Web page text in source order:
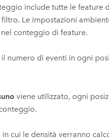
include tutte le feature
Le impostazioni
conteggio di feature.
numero di eventi in ogni
viene utilizzato, ogni
cui le densità verranno